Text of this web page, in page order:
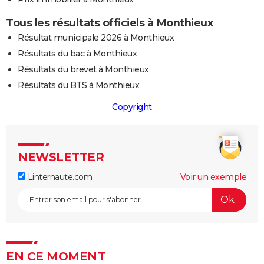
Tous les résultats officiels à Monthieux
Résultat municipale 2026 à Monthieux
Résultats du bac à Monthieux
Résultats du brevet à Monthieux
Résultats du BTS à Monthieux
Copyright
NEWSLETTER
Linternaute.com Voir un exemple
EN CE MOMENT